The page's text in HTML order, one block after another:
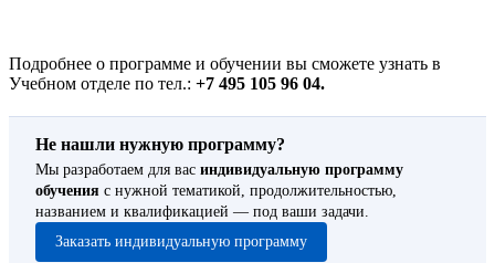
Подробнее о программе и обучении вы сможете узнать в
Учебном отделе по тел.: +7 495 105 96 04.
Не нашли нужную программу?
Мы разработаем для вас индивидуальную программу
обучения с нужной тематикой, продолжительностью,
названием и квалификацией — под ваши задачи.
Заказать индивидуальную программу